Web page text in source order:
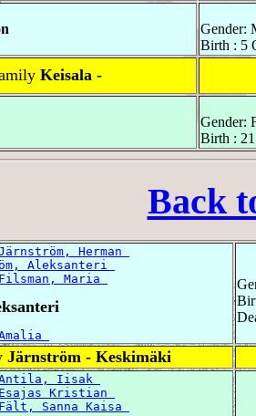
Gender:
Birth : 5
Keisala -
Gender:
Birth :
Back
Herman
Aleksanteri
Filsman, Maria
Järnström - Keskimäki
Iisak
Kristian
Fält, Sanna Kaisa